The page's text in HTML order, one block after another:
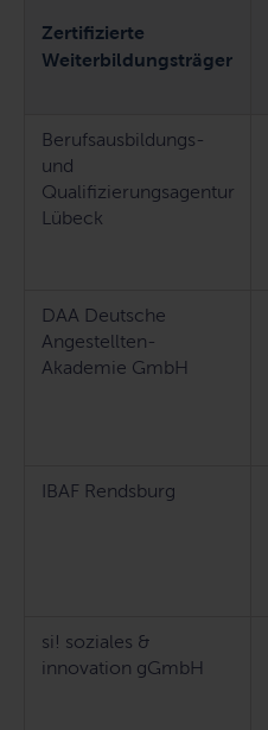
Zertifizierte
Weiterbildungsträger
Berufsausbildungs-
und
Qualifizierungsagentur
Lübeck
DAA Deutsche
Angestellten-
Akademie GmbH
IBAF Rendsburg
si! soziales &
innovation gGmbH